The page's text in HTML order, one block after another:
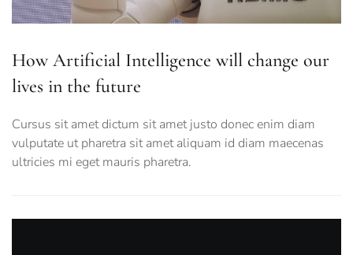
How Artificial Intelligence will change our
lives in the future
Cursus sit amet dictum sit amet justo donec enim diam
vulputate ut pharetra sit amet aliquam id diam maecenas
ultricies mi eget mauris pharetra.